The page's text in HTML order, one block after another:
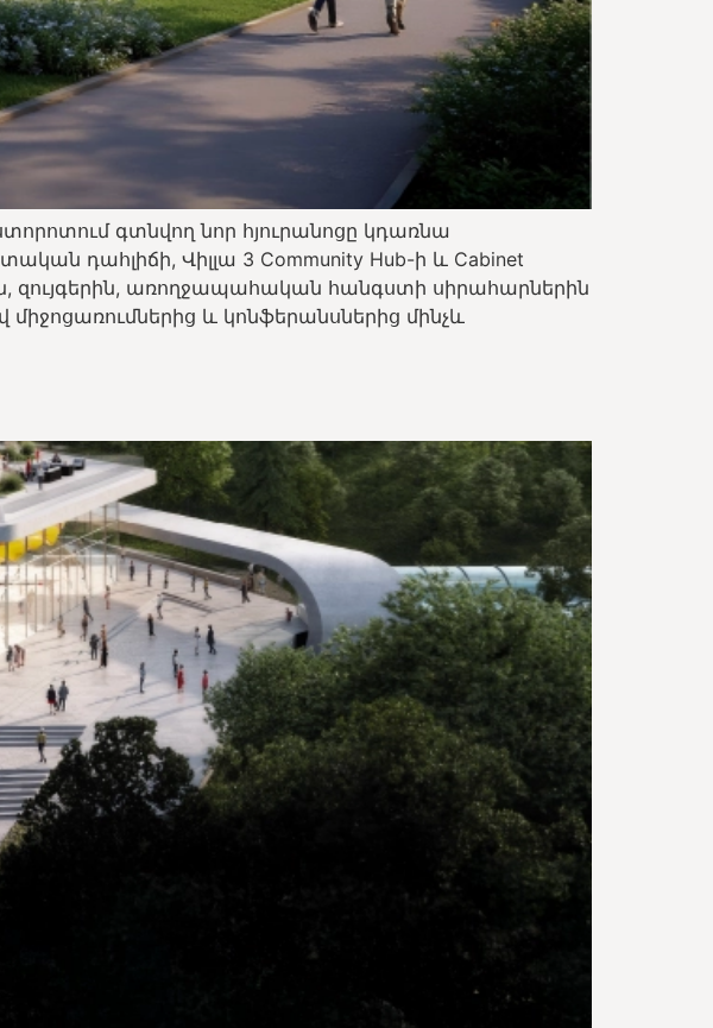
գտնվող նոր հյուրանոցը կդառնա
​​​​դահլիճի, Վիլլա 3 Community Hub-ի և Cabinet
առողջապահական հանգստի սիրահարներին
և կոնֆերանսներից մինչև